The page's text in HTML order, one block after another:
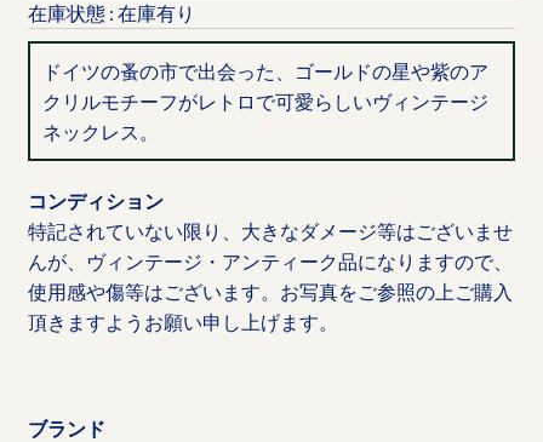
在庫状態 : 在庫有り
ドイツの蚤の市で出会った、ゴールドの星や紫のア
クリルモチーフがレトロで可愛らしいヴィンテージ
ネックレス。
コンディション
特記されていない限り、大きなダメージ等はございませ
んが、ヴィンテージ・アンティーク品になりますので、
使用感や傷等はございます。お写真をご参照の上ご購入
頂きますようお願い申し上げます。
ブランド